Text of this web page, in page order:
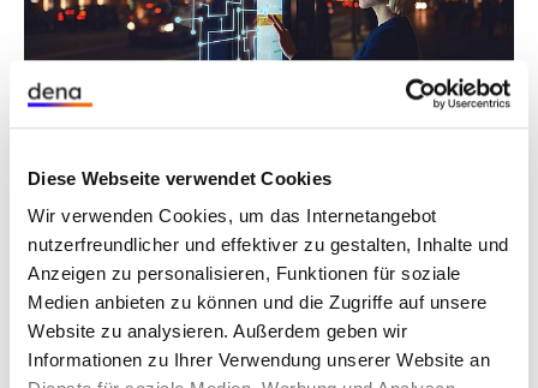
Diese Webseite verwendet Cookies
Wir verwenden Cookies, um das Internetangebot
nutzerfreundlicher und effektiver zu gestalten, Inhalte und
Anzeigen zu personalisieren, Funktionen für soziale
Medien anbieten zu können und die Zugriffe auf unsere
Website zu analysieren. Außerdem geben wir
Informationen zu Ihrer Verwendung unserer Website an
©
shutterstock/Gaud
Digitalisierung & Innovation
vorantreiben
Ein dezentrales Energiesystem mit Millionen von
Erzeugern und noch mehr flexiblen Verbrauchern